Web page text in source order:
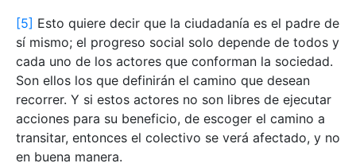
[5] Esto quiere decir que la ciudadanía es el padre de
sí mismo; el progreso social solo depende de todos y
cada uno de los actores que conforman la sociedad.
Son ellos los que definirán el camino que desean
recorrer. Y si estos actores no son libres de ejecutar
acciones para su beneficio, de escoger el camino a
transitar, entonces el colectivo se verá afectado, y no
en buena manera.